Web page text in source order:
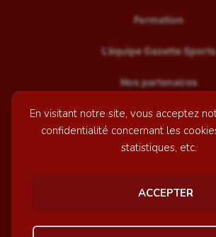
En visitant notre site, vous acceptez
confidentialité concernant les
statistiques, etc.
ACCEPTER
Formation
L’équipe Gazette Sports
Nos partenaires
Recrutement
Mentions légales